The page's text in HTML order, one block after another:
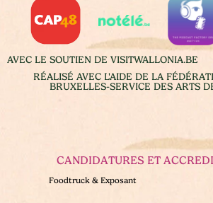
AVEC LE SOUTIEN DE VISITWALLONIA.BE
RÉALISÉ AVEC L'AIDE DE LA
BRUXELLES-SERVICE DES ARTS
CANDIDATURES ET
Foodtruck & Exposant